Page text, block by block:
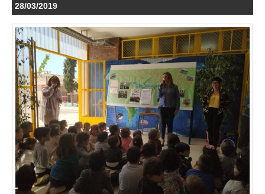
28/03/2019